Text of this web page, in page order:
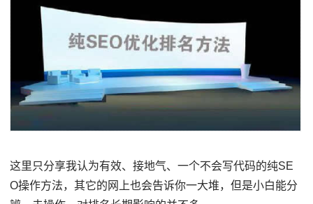
这里只分享我认为有效、接地气、一个不会写代码的纯SE
O操作方法，其它的网上也会告诉你一大堆，但是小白能分